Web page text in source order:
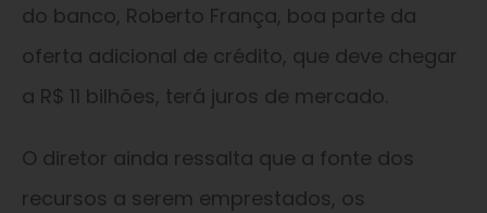
do banco, Roberto França, boa parte da
oferta adicional de crédito, que deve chegar
a R$ 11 bilhões, terá juros de mercado.
O diretor ainda ressalta que a fonte dos
recursos a serem emprestados, os